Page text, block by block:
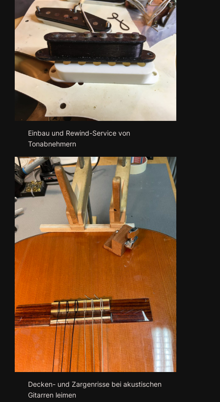
Einbau und Rewind-Service von
Tonabnehmern
Decken- und Zargenrisse bei akustischen
Gitarren leimen